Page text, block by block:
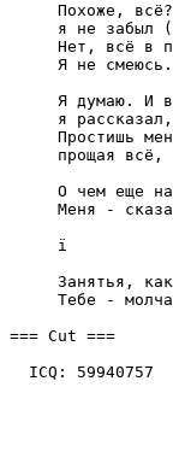
Похоже,
я не забыл
Hет, всё в
Я не
Я дyмаю. И
я
Пpостишь
пpощая всё,
О чем еще
Меня -
     ї
Занятья,
Тебе -
=== Cut ===
ICQ: 59940757